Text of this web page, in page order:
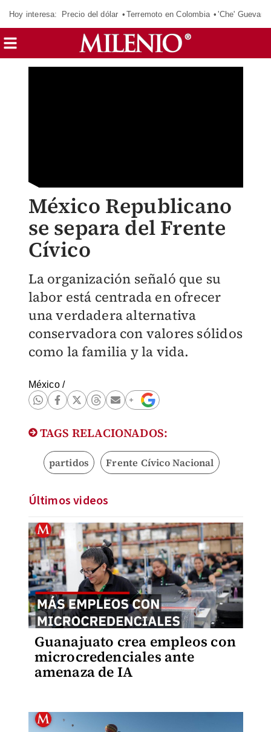
Hoy interesa: Precio del dólar Terremoto en Colombia 'Che' Guevara
México Republicano
se separa del Frente
Cívico
La organización señaló que su
labor está centrada en ofrecer
una verdadera alternativa
conservadora con valores sólidos
como la familia y la vida.
México/
TAGS RELACIONADOS:
partidos Frente Cívico Nacional
Últimos videos
Guanajuato crea empleos con
microcredenciales ante
amenaza de IA